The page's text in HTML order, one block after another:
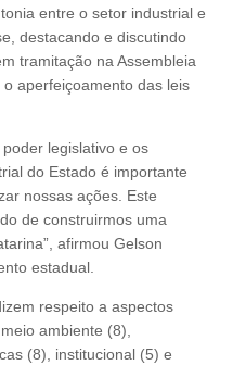
entre o setor industrial e
destacando e discutindo
tramitação na Assembleia
aperfeiçoamento das leis
legislativo e os
do Estado é importante
nossas ações. Este
de construirmos uma
afirmou Gelson
estadual.
respeito a aspectos
ambiente (8),
(8), institucional (5) e